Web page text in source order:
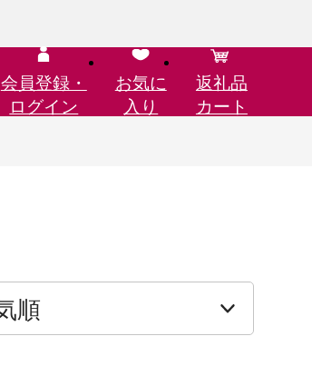
会員登録・
ログイン
お気に
入り
返礼品
カート